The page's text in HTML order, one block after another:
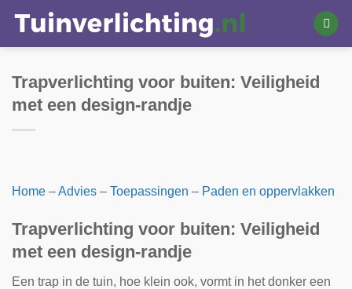
inhoud
Trapverlichting voor buiten: Veiligheid
met een design-randje
Home –Advies – Toepassingen – Paden en oppervlakken
Trapverlichting voor buiten: Veiligheid
met een design-randje
Een trap in de tuin, hoe klein ook, vormt in het donker een